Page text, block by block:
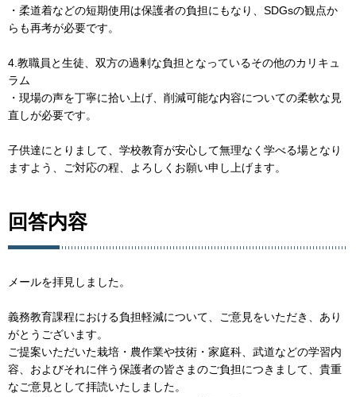
・柔道着などの短期使用は保護者の負担にもなり、SDGsの観点か
らも再考が必要です。
4.教職員と生徒、双方の過剰な負担となっているその他のカリキュ
ラム
・現場の声を丁寧に拾い上げ、削減可能な内容についての柔軟な見
直しが必要です。
子供達にとりまして、学校教育が安心して無理なく学べる場となり
ますよう、ご対応の程、よろしくお願い申し上げます。
回答内容
メールを拝見しました。
義務教育課程における負担軽減について、ご意見をいただき、あり
がとうございます。
ご提案いただいた栽培・農作業や技術・家庭科、武道などの学習内
容、およびそれに伴う保護者の皆さまのご負担につきまして、貴重
なご意見として拝読いたしました。